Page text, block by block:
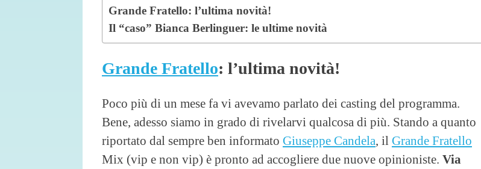
Grande Fratello: l’ultima novità!
Il “caso” Bianca Berlinguer: le ultime novità
Grande Fratello: l’ultima novità!
Poco più di un mese fa vi avevamo parlato dei casting del programma.
Bene, adesso siamo in grado di rivelarvi qualcosa di più. Stando a quanto
riportato dal sempre ben informato Giuseppe Candela, il Grande Fratello
Mix (vip e non vip) è pronto ad accogliere due nuove opinioniste. Via